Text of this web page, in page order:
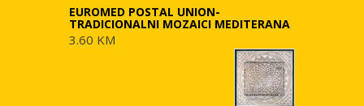
EUROMED POSTAL UNION-
TRADICIONALNI MOZAICI MEDITERANA
3.60 KM